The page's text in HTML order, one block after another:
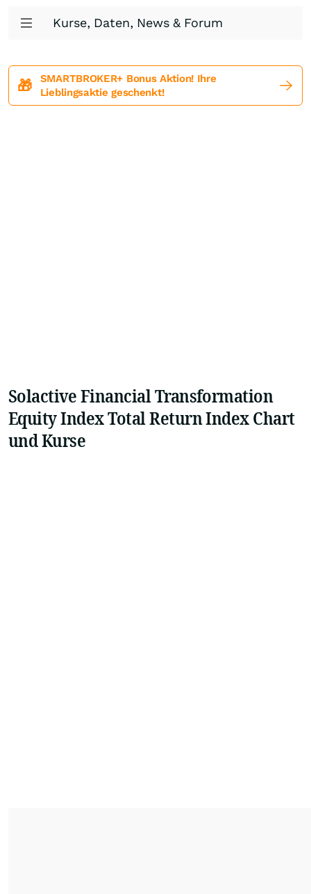
Kurse, Daten, News & Forum
🎁
SMARTBROKER+ Bonus Aktion! Ihre
Lieblingsaktie geschenkt!
Solactive Financial Transformation
Equity Index Total Return Index Chart
und Kurse